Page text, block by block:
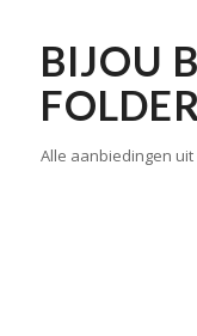
BIJOU
Alle aanbiedingen